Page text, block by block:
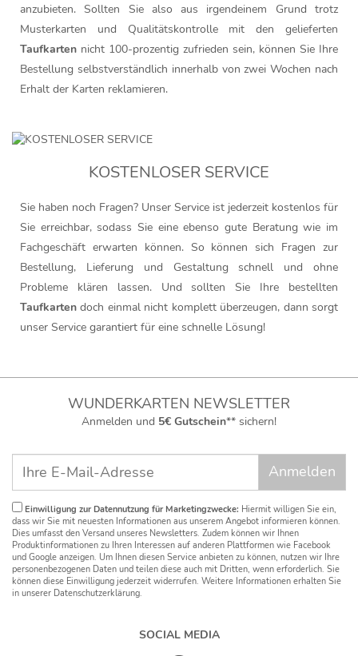
anzubieten. Sollten Sie also aus irgendeinem Grund trotz
Musterkarten und Qualitätskontrolle mit den gelieferten
Taufkarten nicht 100-prozentig zufrieden sein, können Sie Ihre
Bestellung selbstverständlich innerhalb von zwei Wochen nach
Erhalt der Karten reklamieren.
KOSTENLOSER SERVICE
Sie haben noch Fragen? Unser Service ist jederzeit kostenlos für
Sie erreichbar, sodass Sie eine ebenso gute Beratung wie im
Fachgeschäft erwarten können. So können sich Fragen zur
Bestellung, Lieferung und Gestaltung schnell und ohne
Probleme klären lassen. Und sollten Sie Ihre bestellten
Taufkarten doch einmal nicht komplett überzeugen, dann sorgt
unser Service garantiert für eine schnelle Lösung!
WUNDERKARTEN NEWSLETTER
Anmelden und 5€ Gutschein** sichern!
Einwilligung zur Datennutzung für Marketingzwecke: Hiermit willigen Sie ein,
dass wir Sie mit neuesten Informationen aus unserem Angebot informieren können.
Dies umfasst den Versand unseres Newsletters. Zudem können wir Ihnen
Produktinformationen zu Ihren Interessen auf anderen Plattformen wie Facebook
und Google anzeigen. Um Ihnen diesen Service anbieten zu können, nutzen wir Ihre
personenbezogenen Daten und teilen diese auch mit Dritten, wenn erforderlich. Sie
können diese Einwilligung jederzeit widerrufen. Weitere Informationen erhalten Sie
in unserer Datenschutzerklärung.
SOCIAL MEDIA